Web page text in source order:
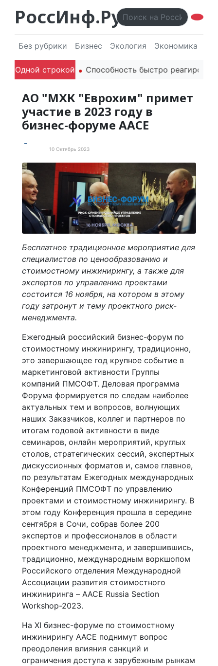
РоссИнф.Ру
Без рубрики Бизнес Экология Экономика
Одной строкой
в речи Способность быстро реагировать
АО "МХК "Еврохим" примет
участие в 2023 году в
бизнес-форуме AACE
10 Октябрь 2023
Бесплатное традиционное мероприятие для
специалистов по ценообразованию и
стоимостному инжинирингу, а также для
экспертов по управлению проектами
состоится 16 ноября, на котором в этому
году затронут и тему проектного риск-
менеджмента.
Ежегодный российский бизнес-форум по
стоимостному инжинирингу, традиционно,
это завершающее год крупное событие в
маркетинговой активности Группы
компаний ПМСОФТ. Деловая программа
Форума формируется по следам наиболее
актуальных тем и вопросов, волнующих
наших Заказчиков, коллег и партнеров по
итогам годовой активности в виде
семинаров, онлайн мероприятий, круглых
столов, стратегических сессий, экспертных
дискуссионных форматов и, самое главное,
по результатам Ежегодных международных
Конференций ПМСОФТ по управлению
проектами и стоимостному инжинирингу. В
этом году Конференция прошла в середине
сентября в Сочи, собрав более 200
экспертов и профессионалов в области
проектного менеджмента, и завершившись,
традиционно, международным воркшопом
Российского отделения Международной
Ассоциации развития стоимостного
инжиниринга – AACE Russia Section
Workshop-2023.
На XI бизнес-форуме по стоимостному
инжинирингу AACE поднимут вопрос
преодоления влияния санкций и
ограничения доступа к зарубежным рынкам